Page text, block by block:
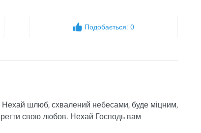
Подобається: 0
Нехай шлюб, схвалений небесами, буде міцним,
свою любов. Нехай Господь вам